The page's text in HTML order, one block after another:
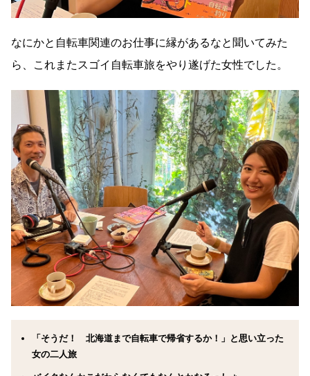
なにかと自転車関連のお仕事に縁があるなと聞いてみた
ら、これまたスゴイ自転車旅をやり遂げた女性でした。
「そうだ！ 北海道まで自転車で帰省するか！」と思い立った
女の二人旅